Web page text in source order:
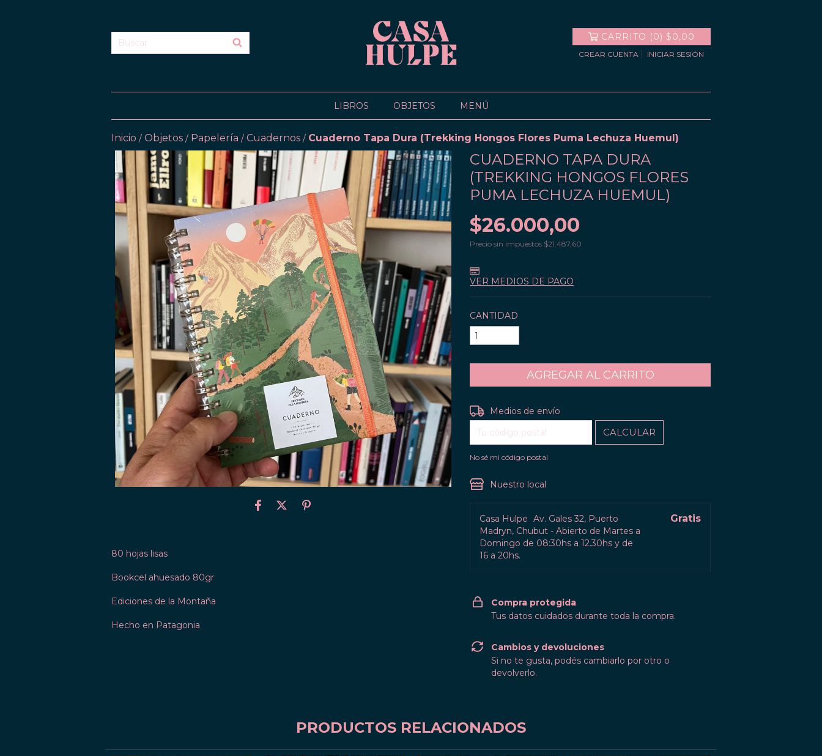
CARRITO (0) $0,00
CREAR CUENTA INICIAR SESIÓN
LIBROS OBJETOS MENÚ
Inicio / Objetos / Papelería / Cuadernos / Cuaderno Tapa Dura (Trekking Hongos Flores Puma Lechuza Huemul)
80 hojas lisas
Bookcel ahuesado 80gr
Ediciones de la Montaña
Hecho en Patagonia
CUADERNO TAPA DURA
(TREKKING HONGOS FLORES
PUMA LECHUZA HUEMUL)
$26.000,00
Precio sin impuestos $21.487,60
VER MEDIOS DE PAGO
CANTIDAD
Entregas para el CP:
Medios de envío
CALCULAR
No sé mi código postal
Nuestro local
Casa Hulpe Av. Gales 32, Puerto
Madryn, Chubut - Abierto de Martes a
Domingo de 08:30hs a 12.30hs y de
16 a 20hs.
Gratis
Compra protegida
Tus datos cuidados durante toda la compra.
Cambios y devoluciones
Si no te gusta, podés cambiarlo por otro o
devolverlo.
PRODUCTOS RELACIONADOS